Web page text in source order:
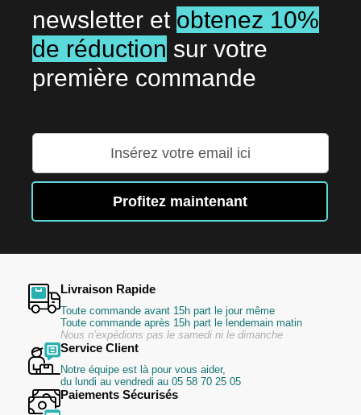
newsletter et obtenez 10%
de réduction sur votre
première commande
notre
d’information
Profitez maintenant
Livraison Rapide
Toute commande avant 15h part le jour même
Toute commande après 15h part le lendemain matin
Nous n’expédions pas le samedi ni le dimanche
Service Client
Notre équipe est là pour vous aider,
du lundi au vendredi au 05 58 70 25 05
Paiements Sécurisés